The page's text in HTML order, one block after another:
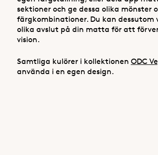
sektioner och ge dessa olika mönster
färgkombinationer. Du kan dessutom
olika avslut på din matta för att
vision.
Samtliga kulörer i kollektionen ODC
använda i en egen design.